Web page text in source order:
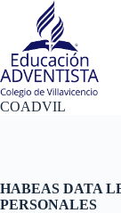
contenido
COADVIL
HABEAS DATA
PERSONALES